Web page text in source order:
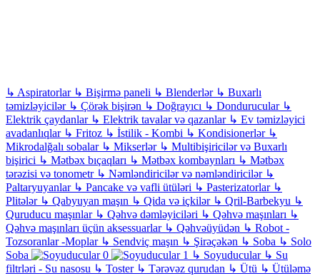
↳ Aspiratorlar ↳ Bişirmə paneli ↳ Blenderlər ↳ Buxarlı
təmizləyicilər ↳ Çörək bişirən ↳ Doğrayıcı ↳ Dondurucular ↳
Elektrik çaydanlar ↳ Elektrik tavalar və qazanlar ↳ Ev təmizləyici
avadanlıqlar ↳ Fritoz ↳ İstilik - Kombi ↳ Kondisionerlər ↳
Mikrodalğalı sobalar ↳ Mikserlər ↳ Multibişiricilər və Buxarlı
bişirici ↳ Mətbəx bıçaqları ↳ Mətbəx kombaynları ↳ Mətbəx
tərəzisi və tonometr ↳ Nəmləndiricilər və nəmləndiricilər ↳
Paltaryuyanlar ↳ Pancake və vafli ütüləri ↳ Pasterizatorlar ↳
Plitələr ↳ Qabyuyan maşın ↳ Qida və içkilər ↳ Qril-Barbekyu ↳
Quruducu maşınlar ↳ Qəhvə dəmləyiciləri ↳ Qəhvə maşınları ↳
Qəhvə maşınları üçün aksessuarlar ↳ Qəhvəüyüdən ↳ Robot -
Tozsoranlar -Moplar ↳ Sendviç maşın ↳ Şirəçəkən ↳ Soba ↳ Solo
Soba
↳ Soyuducular ↳ Su
filtrləri - Su nasosu ↳ Toster ↳ Tərəvəz qurudan ↳ Ütü ↳ Ütüləmə